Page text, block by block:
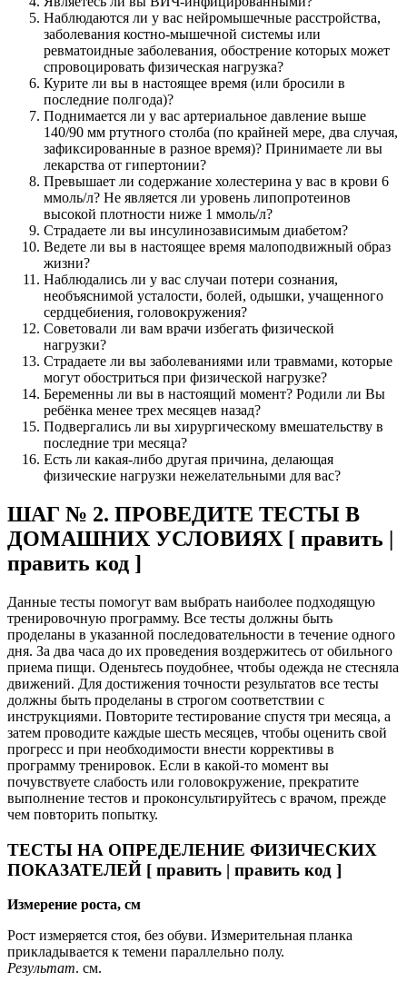
Наблюдаются ли у вас нейромышечные расстройства,
заболевания костно-мышечной системы или
ревматоидные заболевания, обострение которых может
спровоцировать физическая нагрузка?
Курите ли вы в настоящее время (или бросили в
последние полгода)?
Поднимается ли у вас артериальное давление выше
140/90 мм ртутного столба (по крайней мере, два случая,
зафиксированные в разное время)? Принимаете ли вы
лекарства от гипертонии?
Превышает ли содержание холестерина у вас в крови 6
ммоль/л? Не является ли уровень липопротеинов
высокой плотности ниже 1 ммоль/л?
Страдаете ли вы инсулинозависимым диабетом?
Ведете ли вы в настоящее время малоподвижный образ
жизни?
Наблюдались ли у вас случаи потери сознания,
необъяснимой усталости, болей, одышки, учащенного
сердцебиения, головокружения?
Советовали ли вам врачи избегать физической
нагрузки?
Страдаете ли вы заболеваниями или травмами, которые
могут обостриться при физической нагрузке?
Беременны ли вы в настоящий момент? Родили ли Вы
ребёнка менее трех месяцев назад?
Подвергались ли вы хирургическому вмешательству в
последние три месяца?
Есть ли какая-либо другая причина, делающая
физические нагрузки нежелательными для вас?
ШАГ № 2. ПРОВЕДИТЕ ТЕСТЫ В
ДОМАШНИХ УСЛОВИЯХ [ править |
править код ]
Данные тесты помогут вам выбрать наиболее подходящую
тренировочную программу. Все тесты должны быть
проделаны в указанной последовательности в течение одного
дня. За два часа до их проведения воздержитесь от обильного
приема пищи. Оденьтесь поудобнее, чтобы одежда не стесняла
движений. Для достижения точности результатов все тесты
должны быть проделаны в строгом соответствии с
инструкциями. Повторите тестирование спустя три месяца, а
затем проводите каждые шесть месяцев, чтобы оценить свой
прогресс и при необходимости внести коррективы в
программу тренировок. Если в какой-то момент вы
почувствуете слабость или головокружение, прекратите
выполнение тестов и проконсультируйтесь с врачом, прежде
чем повторить попытку.
ТЕСТЫ НА ОПРЕДЕЛЕНИЕ ФИЗИЧЕСКИХ
ПОКАЗАТЕЛЕЙ [ править | править код ]
Измерение роста, см
Рост измеряется стоя, без обуви. Измерительная планка
прикладывается к темени параллельно полу.
Результат. см.